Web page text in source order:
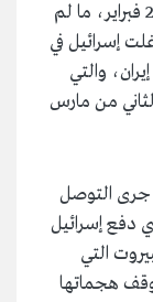
لإنهاء الحرب التي شنها ترامب ونتنياهو في 28 فبراير، ما لم
إسرائيل في
والتي
من مارس
جرى التوصل
دفع إسرائيل
التي
هجماتها